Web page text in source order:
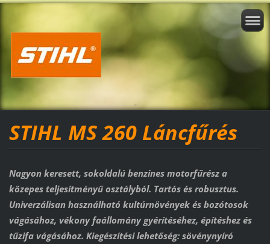
STIHL MS 260 Láncfűrés
Nagyon keresett, sokoldalú benzines motorfűrész a
közepes teljesítményű osztályból. Tartós és robusztus.
Univerzálisan használható kultúrnövények és bozótosok
vágásához, vékony faállomány gyérítéséhez, építéshez és
tűzifa vágásához. Kiegészítési lehetőség: sövénynyíró